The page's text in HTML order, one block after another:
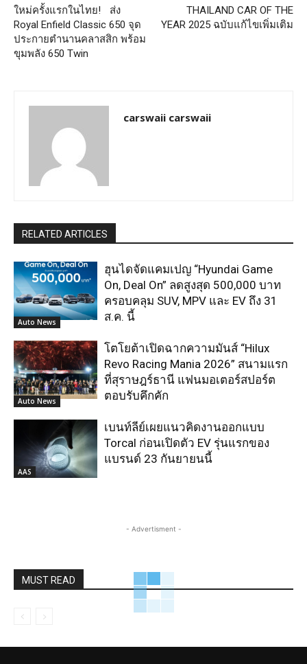
ใหม่ครั้งแรกในไทย! ส่ง
Royal Enfield Classic 650 จุด
ประกายตำนานคลาสสิก พร้อม
ขุมพลัง 650 Twin
THAILAND CAR OF THE
YEAR 2025 ฉบับแก้ไขเพิ่มเติม
carswaii carswaii
RELATED ARTICLES
Auto News
ฮุนไดจัดแคมเปญ “Hyundai Game
On, Deal On” ลดสูงสุด 500,000 บาท
ครอบคลุม SUV, MPV และ EV ถึง 31
ส.ค. นี้
Auto News
โตโยต้าเปิดฉากความมันส์ “Hilux
Revo Racing Mania 2026” สนามแรก
ที่สุราษฎร์ธานี แฟนมอเตอร์สปอร์ต
ตอบรับคึกคัก
AAS
เบนท์ลีย์เผยแนวคิดงานออกแบบ
Torcal ก่อนเปิดตัว EV รุ่นแรกของ
แบรนด์ 23 กันยายนนี้
- Advertisment -
MUST READ